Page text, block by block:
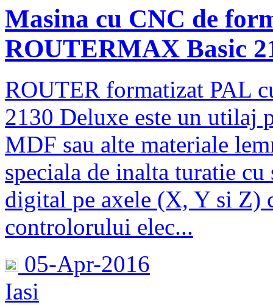
Masina cu CNC de
ROUTERMAX Basic
ROUTER formatizat PAL
2130 Deluxe este un utilaj
MDF sau alte materiale
speciala de inalta turatie
digital pe axele (X, Y si Z)
controlorului elec...
05-Apr-2016
Iasi